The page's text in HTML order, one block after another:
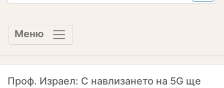
Меню
Проф. Израел: С навлизането на 5G ще